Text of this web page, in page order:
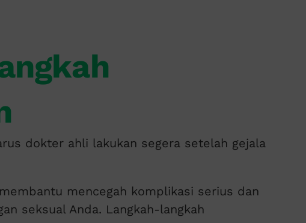
dokter ahli lakukan segera setelah gejala
mencegah komplikasi serius dan
seksual Anda. Langkah-langkah